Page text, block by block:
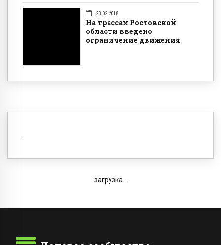
23.02.2018
На трассах Ростовской
области введено
ограничение движения
загрузка...